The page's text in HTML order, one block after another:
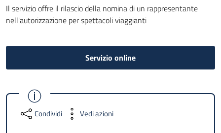
Il servizio offre il rilascio della nomina di un rappresentante
nell'autorizzazione per spettacoli viaggianti
Servizio online
Condividi Vedi azioni